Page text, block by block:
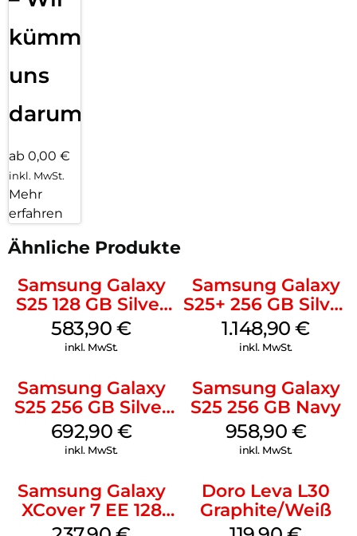
kümmern
uns
darum!
ab 0,00 €
inkl. MwSt.
Mehr
erfahren
Ähnliche Produkte
Samsung Galaxy
S25 128 GB Silver
Shadow
583,90€
inkl. MwSt.
Samsung Galaxy
S25+ 256 GB Silver
Shadow
1.148,90€
inkl. MwSt.
Samsung Galaxy
S25 256 GB Silver
Shadow
692,90 €
inkl. MwSt.
Samsung Galaxy
S25 256 GB Navy
958,90 €
inkl. MwSt.
Samsung Galaxy
XCover 7 EE 128
GB Black
Doro Leva L30
Graphite/Weiß